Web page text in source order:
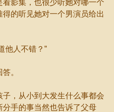
影集，也很少听她对哪一个
的听见她对一个男演员给出
人不错？”
。
，从小到大发生什么事都会
手的事当然也告诉了父母